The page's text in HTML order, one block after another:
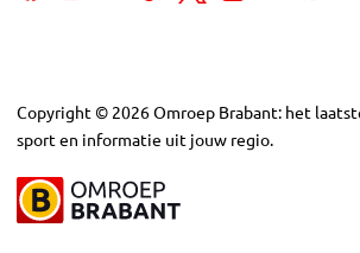
Copyright © 2026Omroep Brabant: het
sport en informatie uit jouw regio.